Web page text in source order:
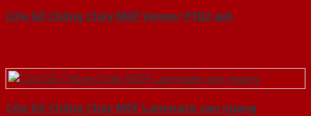
Cửa Gỗ Chống Cháy MDF Veneer P1R2 ash
Cửa Gỗ Chống Cháy MDF Laminate van ngang